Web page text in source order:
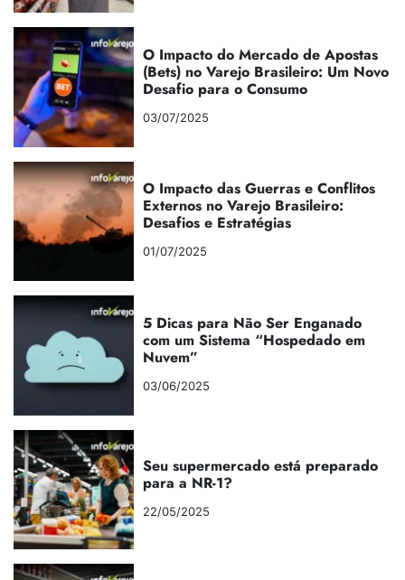
O Impacto do Mercado de Apostas
(Bets) no Varejo Brasileiro: Um Novo
Desafio para o Consumo
03/07/2025
O Impacto das Guerras e Conflitos
Externos no Varejo Brasileiro:
Desafios e Estratégias
01/07/2025
5 Dicas para Não Ser Enganado
com um Sistema “Hospedado em
Nuvem”
03/06/2025
Seu supermercado está preparado
para a NR-1?
22/05/2025